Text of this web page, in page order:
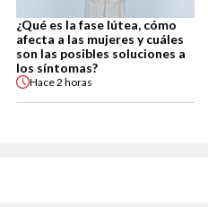
¿Qué es la fase lútea, cómo
afecta a las mujeres y cuáles
son las posibles soluciones a
los síntomas?
Hace2 horas